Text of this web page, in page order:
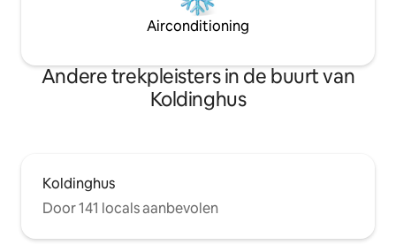
Airconditioning
Andere trekpleisters in de buurt van
Koldinghus
Koldinghus
Door 141 locals aanbevolen